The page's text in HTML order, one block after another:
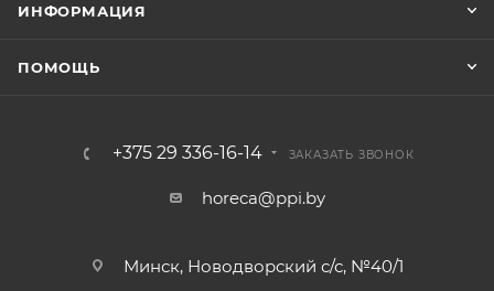
ИНФОРМАЦИЯ
ПОМОЩЬ
+375 29 336-16-14 ЗАКАЗАТЬ ЗВОНОК
horeca@ppi.by
Минск, Новодворский с/с, №40/1